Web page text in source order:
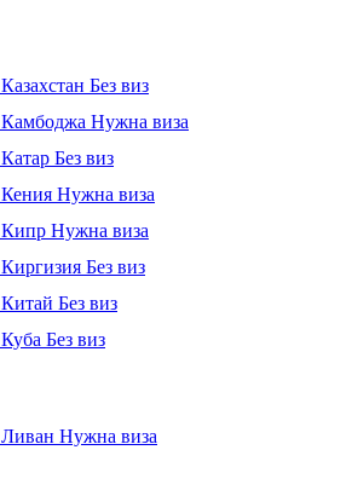
Казахстан Без виз
Камбоджа Нужна виза
Катар Без виз
Кения Нужна виза
Кипр Нужна виза
Киргизия Без виз
Китай Без виз
Куба Без виз
Ливан Нужна виза